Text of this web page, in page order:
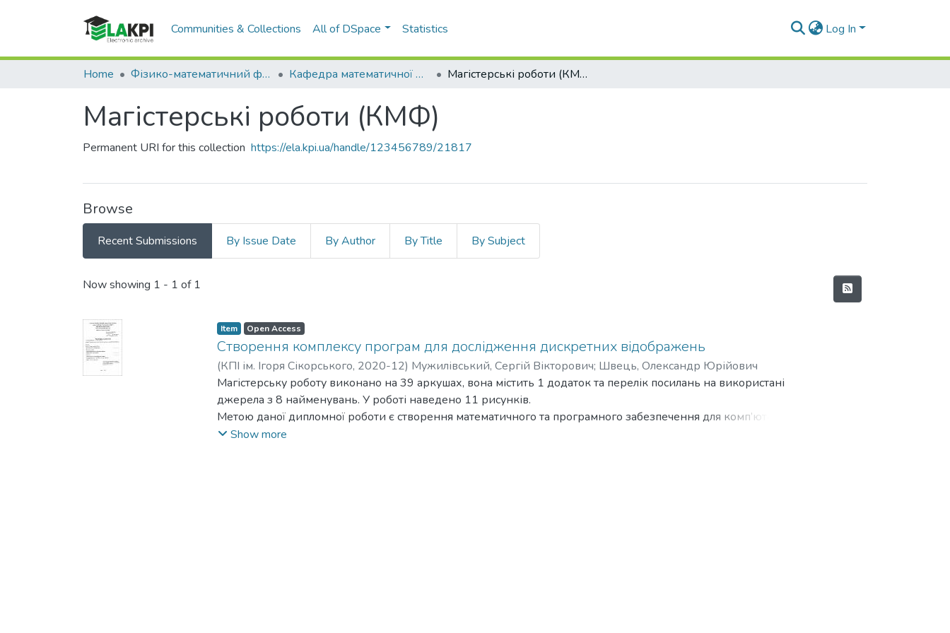
Communities & Collections All of DSpace Statistics Log In
Home Фізико-математичний факультет (ФМФ) Кафедра математичної фізики (КМФ) Магістерські роботи (КМФ)
Магістерські роботи (КМФ)
Permanent URI for this collection https://ela.kpi.ua/handle/123456789/21817
Browse
Recent Submissions By Issue Date By Author By Title By Subject
Recent Submissions
Now showing 1 - 1 of 1
Item Open Access
Створення комплексу програм для дослідження дискретних відображень
(КПІ ім. Ігоря Сікорського, 2020-12) Мужилівський, Сергій Вікторович; Швець, Олександр Юрійович
Магістерську роботу виконано на 39 аркушах, вона містить 1 додаток та перелік посилань на використані
джерела з 8 найменувань. У роботі наведено 11 рисунків.
Метою даної дипломної роботи є створення математичного та програмного забезпечення для комп’ютерної
візуалізації та анімації логістичного відображення й відображення Ено.
Show more